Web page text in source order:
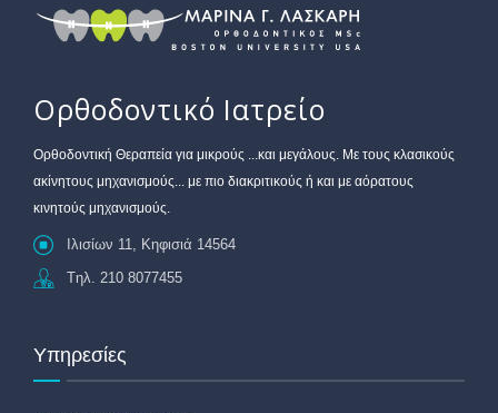
Ορθοδοντικό Ιατρείο
Oρθοδοντική Θεραπεία για μικρούς ...και μεγάλους. Με τους κλασικούς
ακίνητους μηχανισμούς... με πιο διακριτικούς ή και με αόρατους
κινητούς μηχανισμούς.
Ιλισίων 11, Κηφισιά 14564
Tηλ. 210 8077455
Υπηρεσίες